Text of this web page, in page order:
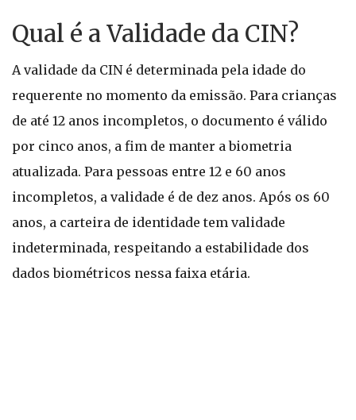
Qual é a Validade da CIN?
A validade da CIN é determinada pela idade do
requerente no momento da emissão. Para crianças
de até 12 anos incompletos, o documento é válido
por cinco anos, a fim de manter a biometria
atualizada. Para pessoas entre 12 e 60 anos
incompletos, a validade é de dez anos. Após os 60
anos, a carteira de identidade tem validade
indeterminada, respeitando a estabilidade dos
dados biométricos nessa faixa etária.